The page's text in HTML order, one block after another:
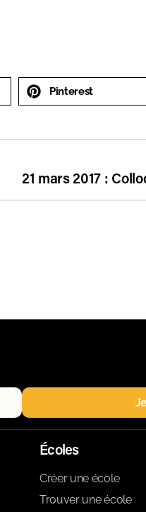
Pinterest
Écoles
Créer une école
Trouver une école